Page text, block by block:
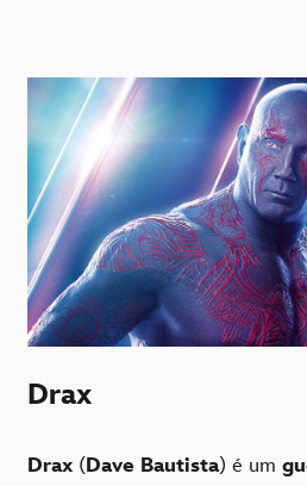
Drax
Drax (Dave Bautista) é um